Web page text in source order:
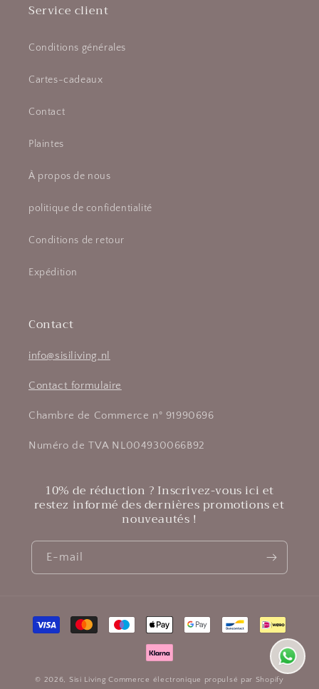
Service client
Conditions générales
Cartes-cadeaux
Contact
Plaintes
À propos de nous
politique de confidentialité
Conditions de retour
Expédition
Contact
info@sisiliving.nl
Contact formulaire
Chambre de Commerce n° 91990696
Numéro de TVA NL004930066B92
10% de réduction ? Inscrivez-vous ici et
restez informé des dernières promotions et
nouveautés !
E-mail
Moyens
de
© 2026, Sisi Living Commerce électronique propulsé par Shopify